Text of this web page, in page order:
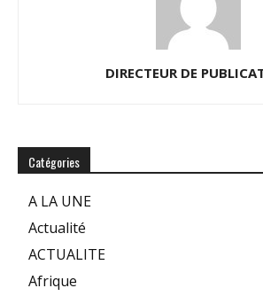
DIRECTEUR DE
Catégories
A LA UNE
Actualité
ACTUALITE
Afrique